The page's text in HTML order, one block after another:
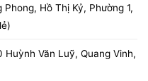
Hồ Thị Kỷ, Phường 1,
Huỳnh Văn Luỹ, Quang Vinh,